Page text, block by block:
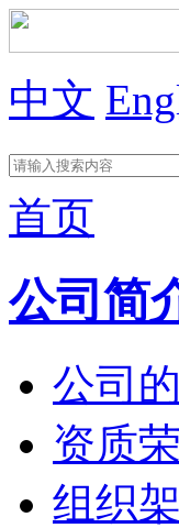
中文
首页
公司简
公司
资质
组织